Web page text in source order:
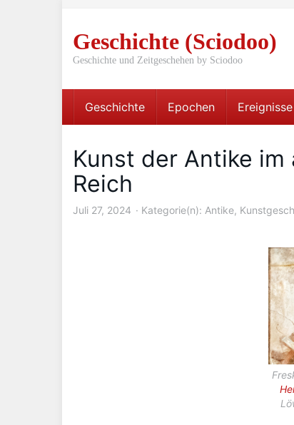
Geschichte (Sciodoo)
Geschichte und Zeitgeschehen by Sciodoo
Geschichte Epochen Ereignisse
Kunst der Antike im
Reich
Juli 27, 2024 Kategorie(n): Antike,